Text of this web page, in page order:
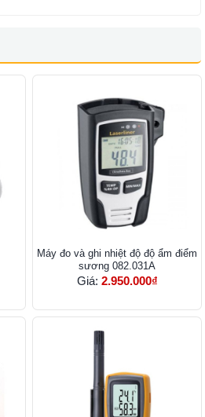
Máy đo và ghi nhiệt độ độ ẩm điểm
sương 082.031A
Giá: 2.950.000₫